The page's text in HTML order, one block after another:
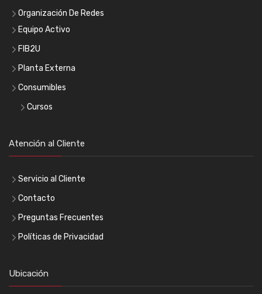
Organización De Redes
Equipo Activo
FIB2U
Planta Externa
Consumibles
Cursos
Atención al Cliente
Servicio al Cliente
Contacto
Preguntas Frecuentes
Políticas de Privacidad
Ubicación